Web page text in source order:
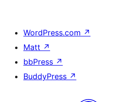
WordPress.com ↗
Matt ↗
bbPress ↗
BuddyPress ↗